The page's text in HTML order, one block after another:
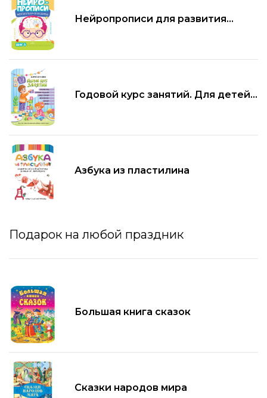
Нейропрописи для развития
Годовой курс занятий. Для детей
Азбука из пластилина
Подарок на любой праздник
Большая книга сказок
Сказки народов мира